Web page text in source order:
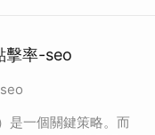
擊率-seo
是一個關鍵策略。而